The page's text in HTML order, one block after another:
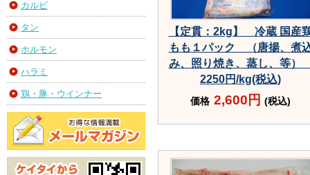
カルビ
タン
ホルモン
ハラミ
鶏・豚・ウインナー
【定貫：2kg】 冷蔵 国産
もも１パック （唐揚、煮
み、照り焼き、蒸し、等
2250円/kg(税込)
価格 2,600円 (税込)